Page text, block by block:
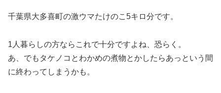
千葉県大多喜町の激ウマたけのこ5キロ分です。
1人暮らしの方ならこれで十分ですよね、恐らく。
あ、でもタケノコとわかめの煮物とかしたらあっという間
に終わってしまうかも。